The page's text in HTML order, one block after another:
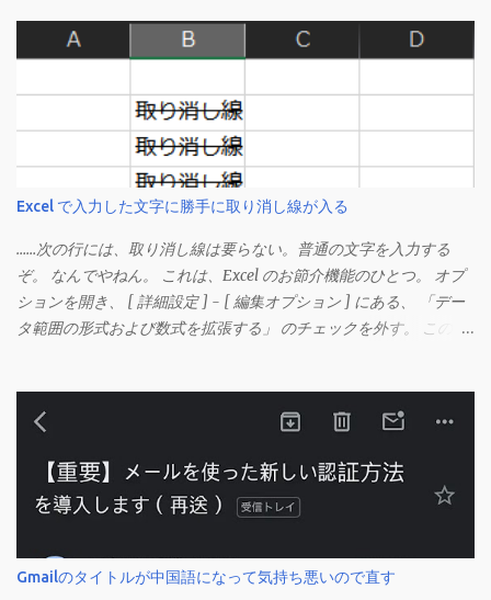
Excel で入力した文字に勝手に取り消し線が入る
……次の行には、取り消し線は要らない。普通の文字を入力する
ぞ。 なんでやねん。 これは、Excel のお節介機能のひとつ。 オプ
ションを開き、 [ 詳細設定 ] - [ 編集オプション ] にある、 「デー
タ範囲の形式および数式を拡張する」 のチェックを外す。 この機
うです。 このオプションを解除して、他のセル（取り消し線の書
式がないセル）をコピーしてから、もう一度入力してみます。 今
度は大丈夫です。 Mac の場合、画面上部にあるメニューの
「Excel」をクリックして環境設定を開きます（「command + ,
（カンマ）」 でも開きます）。 「編集」を開きます。 「編集オプ
Gmailのタイトルが中国語になって気持ち悪いので直す